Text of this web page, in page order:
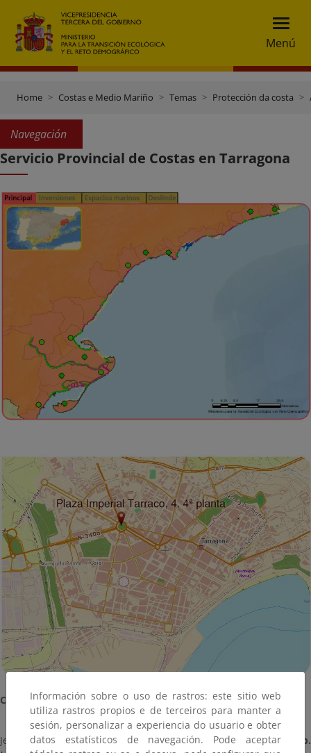
Menú
Home Costas e Medio Mariño Temas Protección da costa
Navegación
Servicio Provincial de Costas en Tarragona
Contacto del servicio provincial:
Jefe/a del Servicio Provincial:
M.Teresa Rodríguez Puerta (atrib.
Información sobre o uso de rastros: este sitio web
utiliza rastros propios e de terceiros para manter a
sesión, personalizar a experiencia do usuario e obter
datos estatísticos de navegación. Pode aceptar